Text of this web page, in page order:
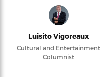
Luisito Vigoreaux
Cultural and Entertainment
Columnist